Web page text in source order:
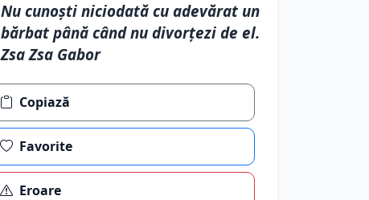
Nu cunoşti niciodată cu adevărat un
bărbat până când nu divorţezi de el.
Zsa Zsa Gabor
Copiază
Favorite
Eroare